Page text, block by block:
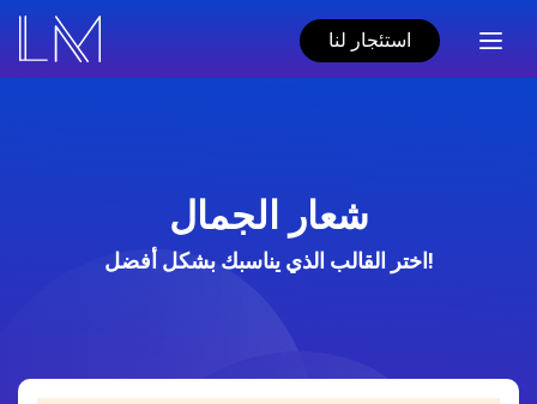
استئجار لنا
شعار الجمال
اختر القالب الذي يناسبك بشكل أفضل!